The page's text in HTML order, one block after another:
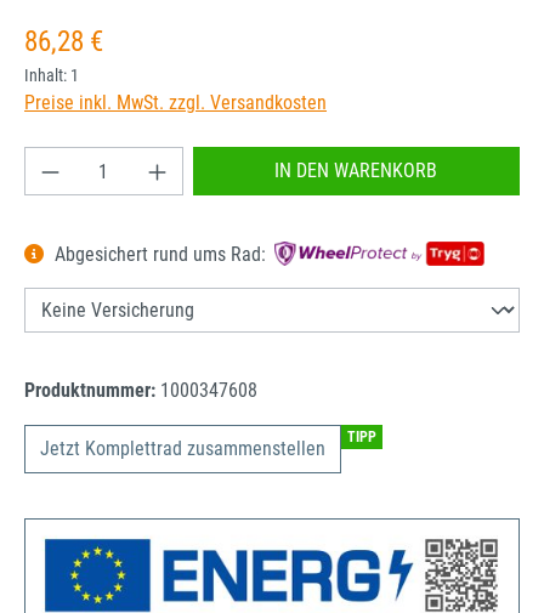
Regulärer Preis:
86,28 €
Inhalt: 1
Preise inkl. MwSt. zzgl. Versandkosten
Produkt Anzahl: Gib den gewünschten Wert
IN DEN WARENKORB
Abgesichert rund ums Rad:
Produktnummer: 1000347608
Jetzt Komplettrad zusammenstellen TIPP